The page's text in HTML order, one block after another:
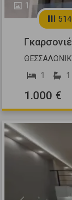
1
1
1
1.000 €